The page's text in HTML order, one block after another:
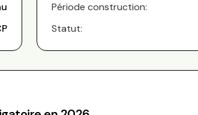
Période construction:
Statut: